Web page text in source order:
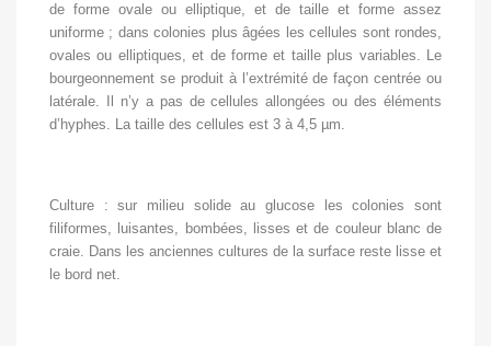
de forme ovale ou elliptique, et de taille et forme assez
uniforme ; dans colonies plus âgées les cellules sont rondes,
ovales ou elliptiques, et de forme et taille plus variables. Le
bourgeonnement se produit à l’extrémité de façon centrée ou
latérale. Il n’y a pas de cellules allongées ou des éléments
d’hyphes. La taille des cellules est 3 à 4,5 µm.
Culture : sur milieu solide au glucose les colonies sont
filiformes, luisantes, bombées, lisses et de couleur blanc de
craie. Dans les anciennes cultures de la surface reste lisse et
le bord net.